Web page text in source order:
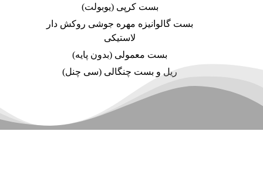
بست کرپی (یوبولت)
بست گالوانیزه مهره جوشی روکش دار
لاستیکی
بست معمولی (بدون پایه)
ریل و بست چنگالی (سی چنل)